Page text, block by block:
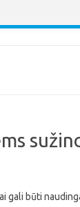
gali būti